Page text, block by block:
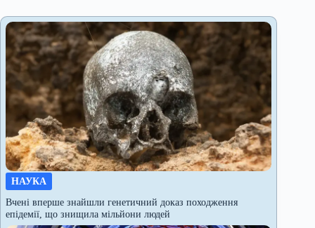
НАУКА
Вчені вперше знайшли генетичний доказ походження
епідемії, що знищила мільйони людей